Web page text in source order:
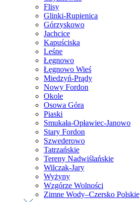
Flisy
Glinki-Rupienica
Górzyskowo
Jachcice
Kapuściska
Leśne
Łęgnowo
Łęgnowo Wieś
Miedzyń-Prądy
Nowy Fordon
Okole
Osowa Góra
Piaski
Smukała-Opławiec-Janowo
Stary Fordon
Szwederowo
Tatrzańskie
Tereny Nadwiślańskie
Wilczak-Jary
Wyżyny
Wzgórze Wolności
Zimne Wody–Czersko Polskie